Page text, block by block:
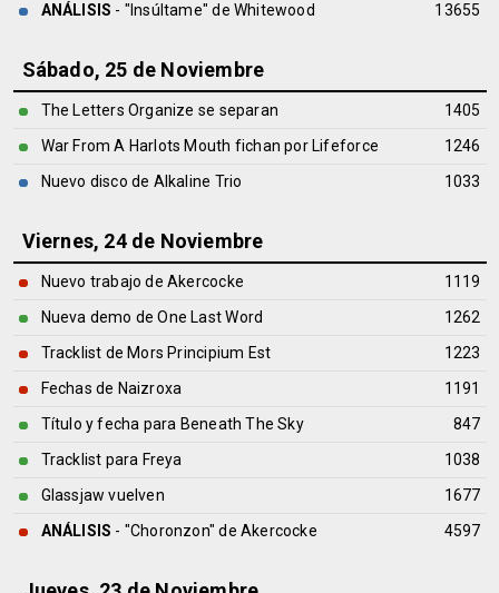
ANÁLISIS - "Insúltame" de Whitewood 13655
Sábado, 25 de Noviembre
The Letters Organize se separan
1405
War From A Harlots Mouth fichan por Lifeforce
1246
Nuevo disco de Alkaline Trio
1033
Viernes, 24 de Noviembre
Nuevo trabajo de Akercocke
1119
Nueva demo de One Last Word
1262
Tracklist de Mors Principium Est
1223
Fechas de Naizroxa
1191
Título y fecha para Beneath The Sky
847
Tracklist para Freya
1038
Glassjaw vuelven
1677
ANÁLISIS - "Choronzon" de Akercocke 4597